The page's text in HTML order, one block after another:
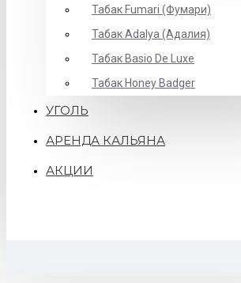
Табак Fumari (Фумари)
Табак Adalya (Адалия)
Табак Basio De Luxe
Табак Honey Badger
УГОЛЬ
АРЕНДА КАЛЬЯНА
АКЦИИ